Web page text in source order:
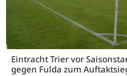
Eintracht Trier vor
gegen Fulda zum